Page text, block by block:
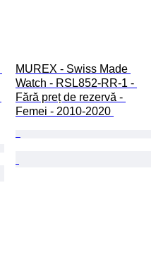
MUREX - Swiss Made
Watch - RSL852-RR-1 -
Fără preț de rezervă -
Femei - 2010-2020